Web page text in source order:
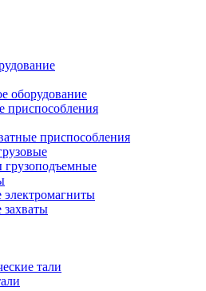
оборудование
приспособления
приспособления
грузоподъемные
электромагниты
захваты
тали